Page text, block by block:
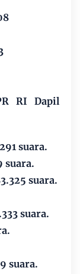
RI Dapil
suara.
suara.
suara.
suara.
suara.